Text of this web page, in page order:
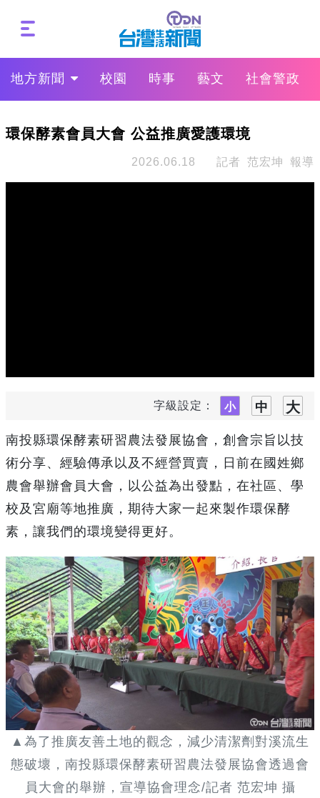
地方新聞 校園 時事 藝文 社會警政
環保酵素會員大會 公益推廣愛護環境
2026.06.18 記者 范宏坤 報導
字級設定：
南投縣環保酵素研習農法發展協會，創會宗旨以技
術分享、經驗傳承以及不經營買賣，日前在國姓鄉
農會舉辦會員大會，以公益為出發點，在社區、學
校及宮廟等地推廣，期待大家一起來製作環保酵
素，讓我們的環境變得更好。
▲為了推廣友善土地的觀念，減少清潔劑對溪流生
態破壞，南投縣環保酵素研習農法發展協會透過會
員大會的舉辦，宣導協會理念/記者 范宏坤 攝